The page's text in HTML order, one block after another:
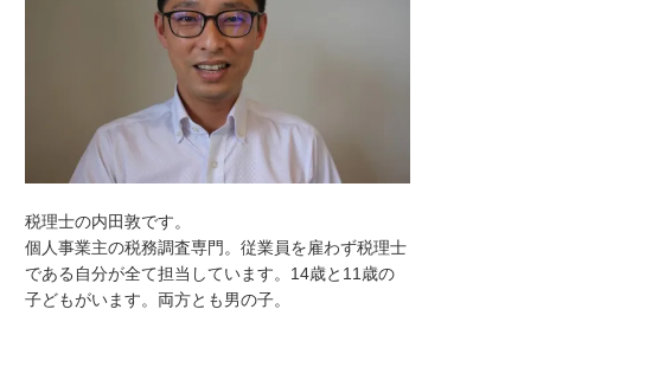
税理士の内田敦です。
個人事業主の税務調査専門。従業員を雇わず税理士
である自分が全て担当しています。14歳と11歳の
子どもがいます。両方とも男の子。